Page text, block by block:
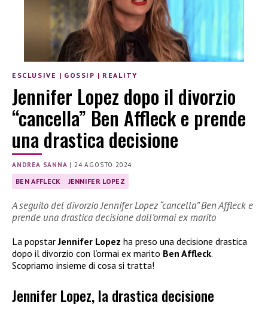
ESCLUSIVE | GOSSIP | REALITY
Jennifer Lopez dopo il divorzio
“cancella” Ben Affleck e prende
una drastica decisione
ANDREA SANNA |24 AGOSTO 2024
BEN AFFLECK JENNIFER LOPEZ
A seguito del divorzio Jennifer Lopez “cancella” Ben Affleck e
prende una drastica decisione dall’ormai ex marito
La popstarJennifer Lopez ha preso una decisione drastica
dopo il divorzio con l’ormai ex marito Ben Affleck.
Scopriamo insieme di cosa si tratta!
Jennifer Lopez, la drastica decisione